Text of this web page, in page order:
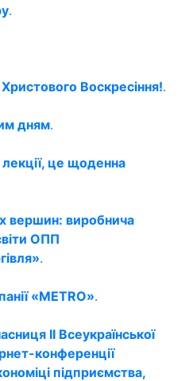
.
Воскресіння!.
дням.
це щоденна
вершин: виробнича
ОПП
.
«METRO».
ІІ Всеукраїнської
конференції
підприємства,